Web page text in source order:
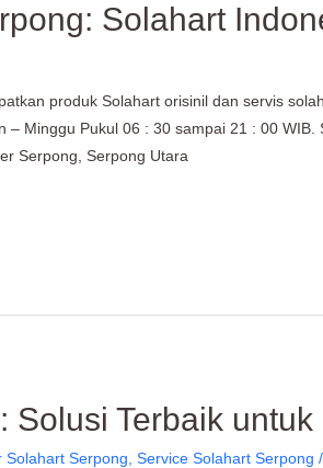
Solahart
produk Solahart orisinil dan servis
Minggu Pukul 06 : 30 sampai 21 : 00
Serpong, Serpong Utara
Solusi Terbaik
Solahart Serpong ,Service Solahart Serpong